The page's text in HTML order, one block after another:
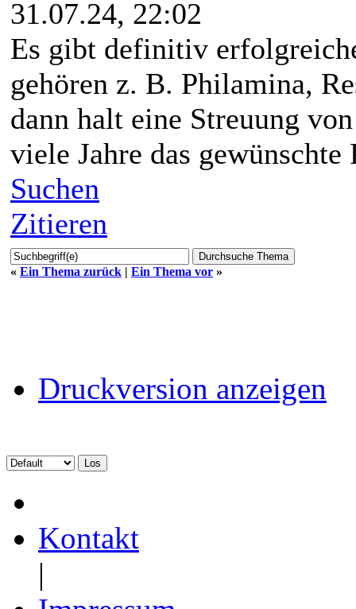
31.07.24, 22:02
Es gibt definitiv
gehören z. B. Philamina,
dann halt eine Streuung
viele Jahre das
Suchen
Zitieren
« Ein Thema zurück | Ein Thema vor »
Druckversion anzeigen
Kontakt
|